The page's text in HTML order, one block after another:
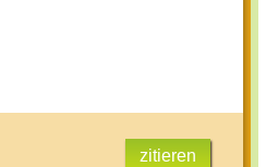
zitieren